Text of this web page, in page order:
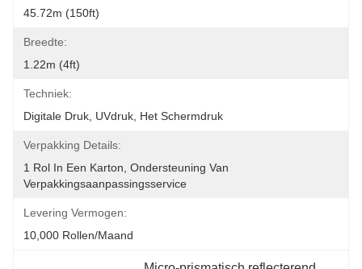
45.72m (150ft)
Breedte:
1.22m (4ft)
Techniek:
Digitale Druk, UVdruk, Het Schermdruk
Verpakking Details:
1 Rol In Een Karton, Ondersteuning Van
Verpakkingsaanpassingsservice
Levering Vermogen:
10,000 Rollen/maand